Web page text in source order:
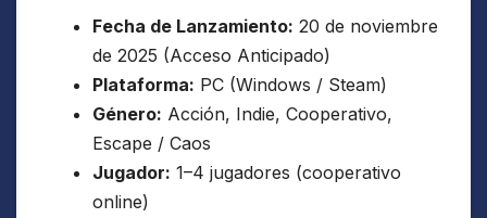
Fecha de Lanzamiento: 20 de noviembre
de 2025 (Acceso Anticipado)
Plataforma: PC (Windows / Steam)
Género: Acción, Indie, Cooperativo,
Escape / Caos
Jugador: 1–4 jugadores (cooperativo
online)